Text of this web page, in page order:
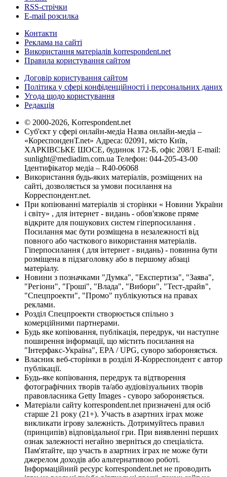
RSS-стрічки
E-mail розсилка
Контакти
Реклама на сайті
Використання матеріалів korrespondent.net
Правила користування сайтом
Договір користування сайтом
Політика у сфері конфіденційності і персональних даних
Угода щодо користування
Редакція
© 2000-2026, Korrespondent.net
Суб'єкт у сфері онлайн-медіа Назва онлайн-медіа –
«КореспонденТ.net» Адреса: 02091, місто Київ,
ХАРКІВСЬКЕ ШОСЕ, будинок 172-Б, офіс 208/1 E-mail:
sunlight@mediadim.com.ua Телефон: 044-205-43-00
Ідентифікатор медіа – R40-06068
Використання будь-яких матеріалів, розміщених на
сайті, дозволяється за умови посилання на
Корреспондент.net.
При копіюванні матеріалів зі сторінки « Новини України
і світу» , для інтернет - видань - обов'язкове пряме
відкрите для пошукових систем гіперпосилання .
Посилання має бути розміщена в незалежності від
повного або часткового використання матеріалів.
Гіперпосилання ( для інтернет - видань) - повинна бути
розміщена в підзаголовку або в першому абзаці
матеріалу.
Новини з позначками "Думка", "Експертиза", "Заява",
"Регіони", "Гроші", "Влада", "Вибори", "Тест-драйв",
"Спецпроекти", "Промо" публікуються на правах
реклами.
Розділ Спецпроекти створюється спільно з
комерційними партнерами.
Будь яке копіювання, публікація, передрук, чи наступне
поширення інформації, що містить посилання на
"Інтерфакс-Україна", EPA / UPG, суворо забороняється.
Власник веб-сторінки в розділі Я-Корреспондент є автор
публікації.
Будь-яке копіювання, передрук та відтворення
фотографічних творів та/або аудіовізуальних творів
правовласника Getty Images - суворо забороняється.
Матеріали сайту korrespondent.net призначені для осіб
старше 21 року (21+). Участь в азартних іграх може
викликати ігрову залежність. Дотримуйтесь правил
(принципів) відповідальної гри. При виявленні перших
ознак залежності негайно зверніться до спеціаліста.
Пам'ятайте, що участь в азартних іграх не може бути
джерелом доходів або альтернативою роботі.
Інформаційний ресурс korrespondent.net не проводить